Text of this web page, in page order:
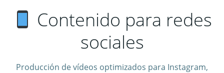
Contenido para redes
sociales
Producción de vídeos optimizados para Instagram,